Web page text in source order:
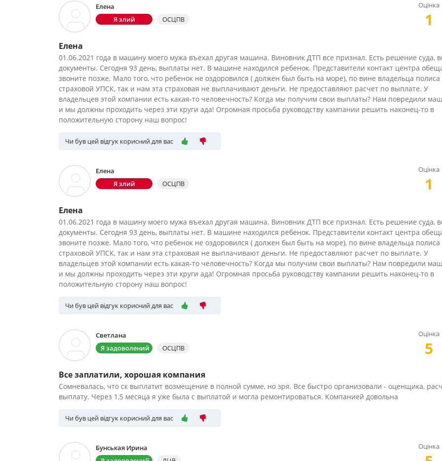
Елена
Я злий
ОСЦПВ
Оцінка
1
Елена
01.06.2021 года в машину моего мужа въехал другая машина. Виновник ДТП все признал. Есть решение суда,
документы. Сегодня 93 день, выплаты нет. В машине находился ребенок. Представители контакт центра
звоните позже. Мало того, что ребенок не оздоровился ( должен был быть на море), по вине владельца полиса
страховой УПСК, так и нам эта страховая не выплачивают деньги. Не предоставляют расчет по выплате. У
владельцев этой компании есть какая-то человечность? Когда мы получим свои выплаты? Нам повредили
и мы должны проходить через эти круги ада! Огромная просьба руководству кампании решить наконец-то в
положительную сторону наш вопрос!
Чи був цей відгук корисний для вас
Елена
Я злий
ОСЦПВ
Оцінка
1
Елена
01.06.2021 года в машину моего мужа въехал другая машина. Виновник ДТП все признал. Есть решение суда,
документы. Сегодня 93 день, выплаты нет. В машине находился ребенок. Представители контакт центра
звоните позже. Мало того, что ребенок не оздоровился ( должен был быть на море), по вине владельца полиса
страховой УПСК, так и нам эта страховая не выплачивают деньги. Не предоставляют расчет по выплате. У
владельцев этой компании есть какая-то человечность? Когда мы получим свои выплаты? Нам повредили
и мы должны проходить через эти круги ада! Огромная просьба руководству кампании решить наконец-то в
положительную сторону наш вопрос!
Чи був цей відгук корисний для вас
Светлана
Я задоволений
ОСЦПВ
Оцінка
5
Все заплатили, хорошая компания
Сомневалась, что ск выплатит возмещение в полной сумме, но зря. Все быстро организовали - оценщика,
выплату. Через 1,5 месяца я уже была с выплатой и могла ремонтироваться. Компанией довольна
Чи був цей відгук корисний для вас
Бунськая Ирина
Оцінка